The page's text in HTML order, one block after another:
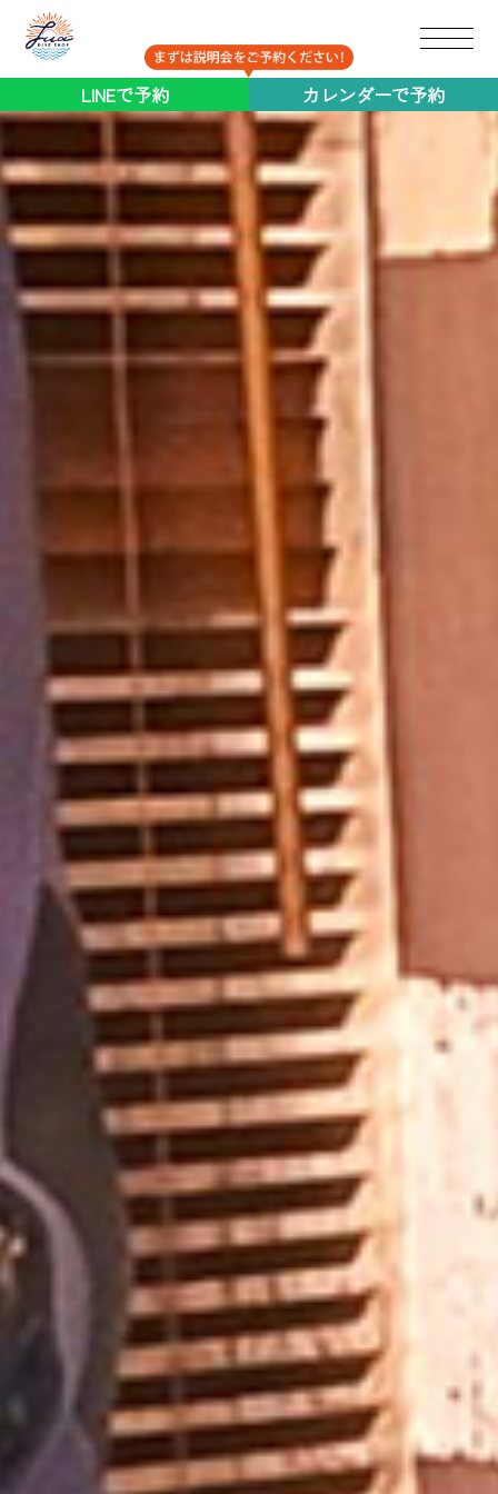
ブログ
コラム
採用
協業パートナー募集
Q&A
LINEで予約 カレンダーで予約